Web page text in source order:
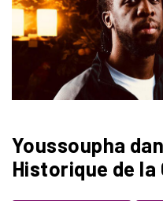
Youssoupha
Historique de la